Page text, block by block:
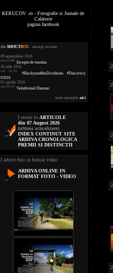
KERUCOV .ro - Fotografie si Jurnale de
Calatorie
pagina facebook
the.SHOUTBOX - mesaje recente
09 septembrie 2016
ora 23:46 Inceput de toamna
20 iulie 2016
ora 11:31
#HarleyandtheDavidsons #Discovery
#2016
01 aprilie 2016
ora 02:15 Velodromul Dinamo
toate mesajele aici
! recent in ARTICOLE
din 07 August 2026
(ultima actualizare)
INDEX CONTINUT SITE
ARHIVA CRONOLOGICA
PREMII SI DISTINCTII
! arhive foto in format video
ARHIVA ONLINE IN
FORMAT FOTO - VIDEO